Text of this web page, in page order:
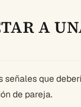
A
señales que
de pareja.